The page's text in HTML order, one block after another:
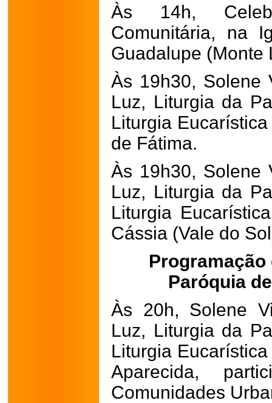
Às 14h,
Comunitária, na
Guadalupe (Monte
Às 19h30, Solene
Luz, Liturgia da
Liturgia
de Fátima.
Às 19h30, Solene
Luz, Liturgia da
Liturgia
Cássia (Vale do
Programação
Paróquia
Às 20h, Solene
Luz, Liturgia da
Liturgia
Aparecida,
Comunidades